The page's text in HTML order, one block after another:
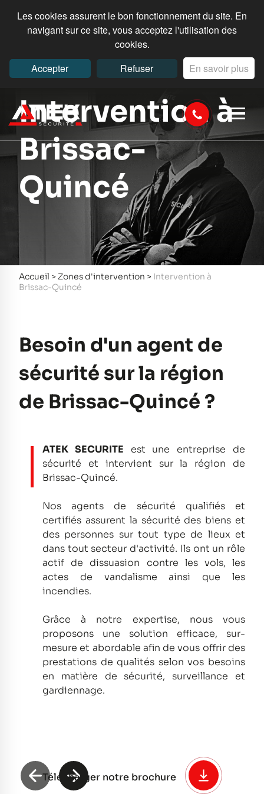
Les cookies assurent le bon fonctionnement du site. En
navigant sur ce site, vous acceptez l'utilisation des
cookies.
Accepter
Refuser En savoir plus
Intervention à
Brissac-
Quincé
Accueil > Zones d'intervention > Intervention à
Brissac-Quincé
Besoin d'un agent de
sécurité sur la région
de Brissac-Quincé ?
ATEK SECURITE est une entreprise de
sécurité et intervient sur la région de
Brissac-Quincé.
Nos agents de sécurité qualifiés et
certifiés assurent la sécurité des biens et
des personnes sur tout type de lieux et
dans tout secteur d'activité. Ils ont un rôle
actif de dissuasion contre les vols, les
actes de vandalisme ainsi que les
incendies.
Grâce à notre expertise, nous vous
proposons une solution efficace, sur-
mesure et abordable afin de vous offrir des
prestations de qualités selon vos besoins
en matière de sécurité, surveillance et
gardiennage.
Télécharger notre brochure